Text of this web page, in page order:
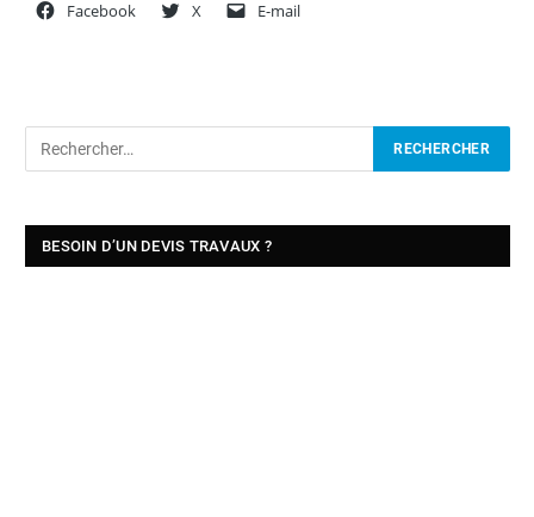
Facebook X E-mail
BESOIN D’UN DEVIS TRAVAUX ?